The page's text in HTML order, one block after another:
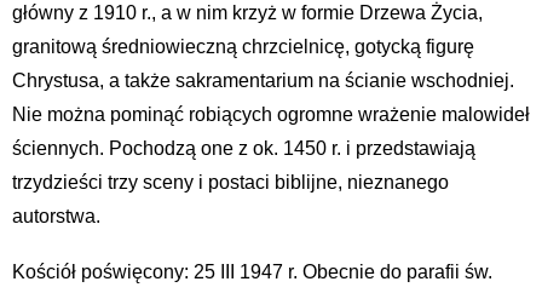
główny z 1910 r., a w nim krzyż w formie Drzewa Życia,
granitową średniowieczną chrzcielnicę, gotycką figurę
Chrystusa, a także sakramentarium na ścianie wschodniej.
Nie można pominąć robiących ogromne wrażenie malowideł
ściennych. Pochodzą one z ok. 1450 r. i przedstawiają
trzydzieści trzy sceny i postaci biblijne, nieznanego
autorstwa.
Kościół poświęcony: 25 III 1947 r. Obecnie do parafii św.